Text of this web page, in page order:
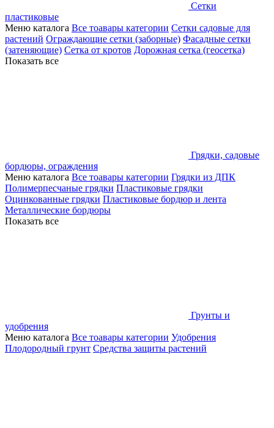
Сетки
пластиковые
Меню каталога Все тоавары категории Сетки садовые для
растений Ограждающие сетки (заборные) Фасадные сетки
(затеняющие) Сетка от кротов Дорожная сетка (геосетка)
Показать все
Грядки, садовые
бордюры, ограждения
Меню каталога Все тоавары категории Грядки из ДПК
Полимерпесчаные грядки Пластиковые грядки
Оцинкованные грядки Пластиковые бордюр и лента
Металлические бордюры
Показать все
Грунты и
удобрения
Меню каталога Все тоавары категории Удобрения
Плодородный грунт Средства защиты растений